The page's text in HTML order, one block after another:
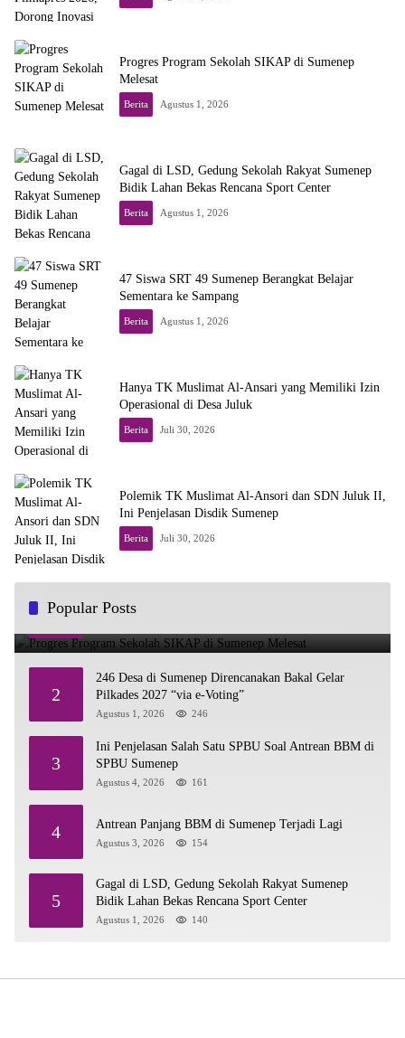
Progres Program Sekolah SIKAP di Sumenep
Melesat
Berita Agustus 1, 2026
Gagal di LSD, Gedung Sekolah Rakyat Sumenep
Bidik Lahan Bekas Rencana Sport Center
Berita Agustus 1, 2026
47 Siswa SRT 49 Sumenep Berangkat Belajar
Sementara ke Sampang
Berita Agustus 1, 2026
Hanya TK Muslimat Al-Ansari yang Memiliki Izin
Operasional di Desa Juluk
Berita Juli 30, 2026
Polemik TK Muslimat Al-Ansori dan SDN Juluk II,
Ini Penjelasan Disdik Sumenep
Berita Juli 30, 2026
Popular Posts
1 Progres Program Sekolah SIKAP di Sumenep Melesat
2
246 Desa di Sumenep Direncanakan Bakal Gelar
Pilkades 2027 “via e-Voting”
Agustus 1, 2026 246
3
Ini Penjelasan Salah Satu SPBU Soal Antrean BBM di
SPBU Sumenep
Agustus 4, 2026 161
4 Antrean Panjang BBM di Sumenep Terjadi Lagi
Agustus 3, 2026 154
5
Gagal di LSD, Gedung Sekolah Rakyat Sumenep
Bidik Lahan Bekas Rencana Sport Center
Agustus 1, 2026 140